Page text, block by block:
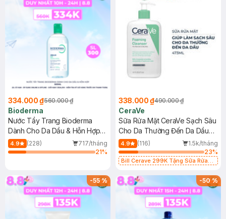
334.000 ₫560.000 ₫
Bioderma
Nước Tẩy Trang Bioderma
Dành Cho Da Dầu & Hỗn Hợp
500ml
4.9 (228)
717/tháng
21%
338.000 ₫490.000 ₫
CeraVe
Sữa Rửa Mặt CeraVe Sạch Sâu
Cho Da Thường Đến Da Dầu
473ml
4.9 (116)
1.5k/tháng
23%
Bill Cerave 299K Tặng Sữa Rửa
-55% -50%